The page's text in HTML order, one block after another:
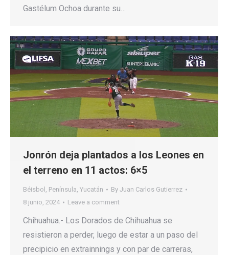
Gastélum Ochoa durante su…
Jonrón deja plantados a los Leones en
el terreno en 11 actos: 6×5
Béisbol , Península, Yucatán By Juan Carlos Gutierrez
8 junio, 2024
Leave a comment
Chihuahua.- Los Dorados de Chihuahua se
resistieron a perder, luego de estar a un paso del
precipicio en extrainnings y con par de carreras,